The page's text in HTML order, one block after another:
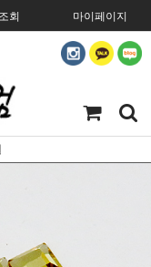
회 마이페이지